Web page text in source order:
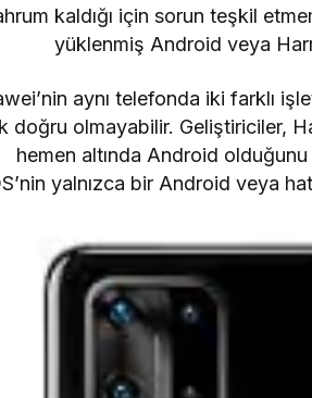
kaldığı için sorun teşkil
yüklenmiş Android veya
aynı telefonda iki farklı
doğru olmayabilir. Geliştiriciler,
hemen altında Android
yalnızca bir Android veya